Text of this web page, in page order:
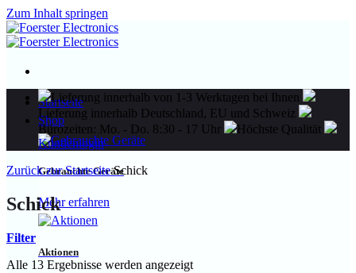
Zum Inhalt springen
Startseite
Shop
Gebrauchte Geräte
Mehr erfahren
Aktionen
Lieferung innerhalb von 1-3 Werktagen bei Ihnen
Lieferung innerhalb Deutschland, EU und Schweiz
Bürozeiten: Mo. - Do. 8:30 - 17 Uhr
Höchste Qualität
Kundenlogin
Zurück zur StartseiteSchick
Schick
Filter
Alle 13 Ergebnisse werden angezeigt